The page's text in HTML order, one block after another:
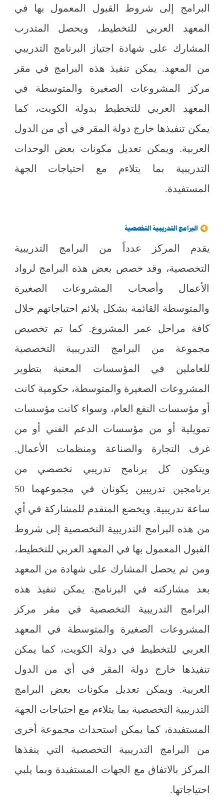
البرامج إلى شروط القبول المعمول بها في
المعهد العربي للتخطيط، ويحصل المتدرب
المشارك على شهادة اجتياز البرنامج التدريبي
من المعهد. يمكن تنفيذ هذه البرامج في مقر
مركز المشروعات الصغيرة والمتوسطة في
المعهد العربي للتخطيط بدولة الكويت، كما
يمكن تنفيذها خارج دولة المقر في أي من الدول
العربية. ويمكن تعديل مكونات بعض الوحدات
التدريبية بما يتلاءم مع احتياجات الجهة
المستفيدة.
يقدم المركز عدداً من البرامج التدريبية
التخصصية، وقد خصص بعض هذه البرامج لرواد
الأعمال وأصحاب المشروعات الصغيرة
والمتوسطة القائمة بشكل يلائم احتياجاتهم خلال
كافة مراحل عمر المشروع. كما تم تخصيص
مجموعة من البرامج التدريبية التخصصية
للعاملين في المؤسسات المعنية بتطوير
المشروعات الصغيرة والمتوسطة، حكومية كانت
أو مؤسسات النفع العام، وسواء كانت مؤسسات
تمويلية أو من مؤسسات الدعم الفني أو من
غرف التجارة والصناعة ومنظمات الأعمال.
ويتكون كل برنامج تدريبي تخصصي من
برنامجين تدريبين يكونان في مجموعهما 50
ساعة تدريبية. ويخضع المتقدم للمشاركة في أي
من هذه البرامج التدريبية التخصصية إلى شروط
القبول المعمول بها في المعهد العربي للتخطيط،
ومن ثم يحصل المشارك على شهادة من المعهد
بعد مشاركته في البرنامج. يمكن تنفيذ هذه
البرامج التدريبية التخصصية في مقر مركز
المشروعات الصغيرة والمتوسطة في المعهد
العربي للتخطيط في دولة الكويت، كما يمكن
تنفيذها خارج دولة المقر في أي من الدول
العربية. ويمكن تعديل مكونات بعض البرامج
التدريبية التخصصية بما يتلاءم مع احتياجات الجهة
المستفيدة، كما يمكن استحداث مجموعة أخرى
من البرامج التدريبية التخصصية التي ينفذها
المركز بالاتفاق مع الجهات المستفيدة وبما يلبي
احتياجاتها.